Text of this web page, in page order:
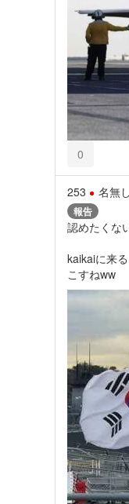
0
253 名無し
報告
認めたくな
kaikaiに来
こすねww